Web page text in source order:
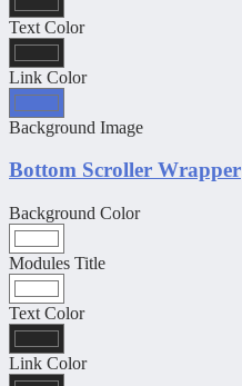
Text Color
Link Color
Background Image
Bottom Scroller Wrapper
Background Color
Modules Title
Text Color
Link Color